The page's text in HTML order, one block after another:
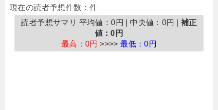
現在の読者予想件数：件
読者予想サマリ 平均値：0円 | 中央値：0円 | 補正
値：0円
最高：0円 >>>>最低：0円